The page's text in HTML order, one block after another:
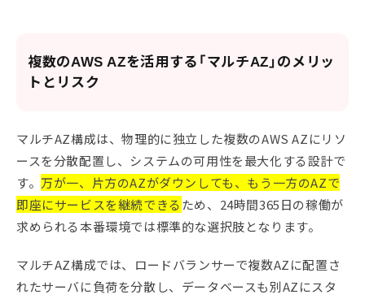
複数のAWS AZを活用する「マルチAZ」のメリッ
トとリスク
マルチAZ構成は、物理的に独立した複数のAWS AZにリソ
ースを分散配置し、システムの可用性を最大化する設計で
す。 万が一、片方のAZがダウンしても、もう一方のAZで
即座にサービスを継続できる ため、24時間365日の稼働が
求められる本番環境では標準的な選択肢となります。
マルチAZ構成では、ロードバランサーで複数AZに配置さ
れたサーバに負荷を分散し、データベースも別AZにスタ